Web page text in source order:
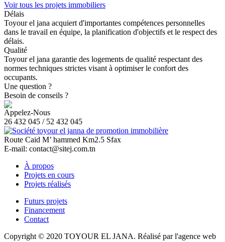
Voir tous les projets immobiliers
Délais
Toyour el jana acquiert d'importantes compétences personnelles
dans le travail en équipe, la planification d'objectifs et le respect des
délais.
Qualité
Toyour el jana garantie des logements de qualité respectant des
normes techniques strictes visant à optimiser le confort des
occupants.
Une question ?
Besoin de conseils ?
Appelez-Nous
26 432 045 / 52 432 045
Route Caid M’ hammed Km2.5 Sfax
E-mail: contact@sitej.com.tn
À propos
Projets en cours
Projets réalisés
Futurs projets
Financement
Contact
Copyright © 2020 TOYOUR EL JANA. Réalisé par l'agence web